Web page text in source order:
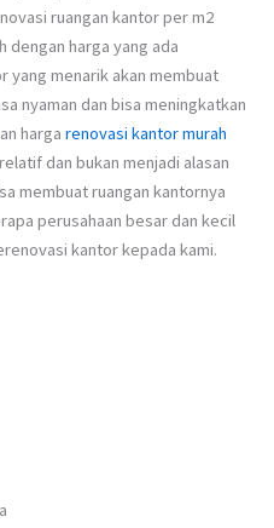
ruangan kantor per m2
dengan harga yang ada
yang menarik akan membuat
nyaman dan bisa meningkatkan
harga renovasi kantor murah
dan bukan menjadi alasan
membuat ruangan kantornya
perusahaan besar dan kecil
kantor kepada kami.